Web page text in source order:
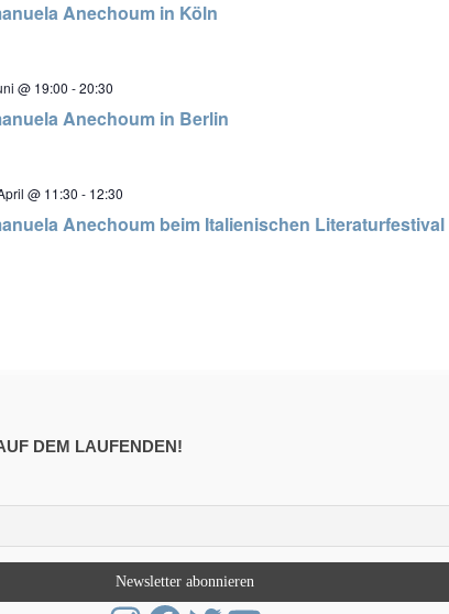
Anechoum in Köln
@ 19:00 -20:30
Anechoum in Berlin
@ 11:30 - 12:30
Anechoum beim Italienischen
DEM LAUFENDEN!